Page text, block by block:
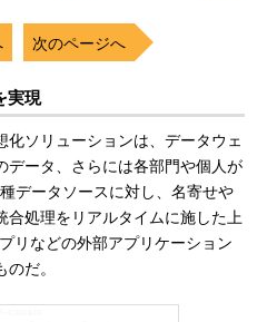
次のページへ
実現
ソリューションは、データウェ
データ、さらには各部門や個人が
データソースに対し、名寄せや
合処理をリアルタイムに施した上
リなどの外部アプリケーション
だ。